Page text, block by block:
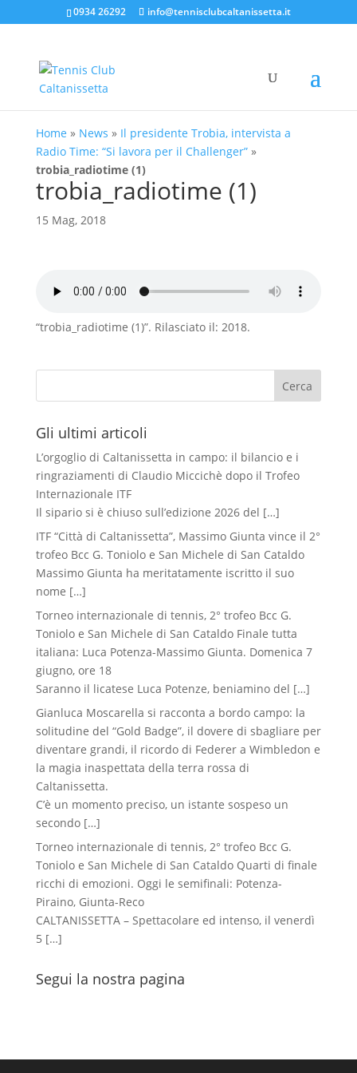
0934 26292 info@tennisclubcaltanissetta.it
Home » News » Il presidente Trobia, intervista a
Radio Time: “Si lavora per il Challenger”»
trobia_radiotime (1)
trobia_radiotime (1)
15 Mag, 2018
“trobia_radiotime (1)”. Rilasciato il: 2018.
Cerca
Gli ultimi articoli
L’orgoglio di Caltanissetta in campo: il bilancio e i
ringraziamenti di Claudio Miccichè dopo il Trofeo
Internazionale ITF
Il sipario si è chiuso sull’edizione 2026 del […]
ITF “Città di Caltanissetta”, Massimo Giunta vince il 2°
trofeo Bcc G. Toniolo e San Michele di San Cataldo
Massimo Giunta ha meritatamente iscritto il suo
nome […]
Torneo internazionale di tennis, 2° trofeo Bcc G.
Toniolo e San Michele di San Cataldo Finale tutta
italiana: Luca Potenza-Massimo Giunta. Domenica 7
giugno, ore 18
Saranno il licatese Luca Potenze, beniamino del […]
Gianluca Moscarella si racconta a bordo campo: la
solitudine del “Gold Badge”, il dovere di sbagliare per
diventare grandi, il ricordo di Federer a Wimbledon e
la magia inaspettata della terra rossa di
Caltanissetta.
C’è un momento preciso, un istante sospeso un
secondo […]
Torneo internazionale di tennis, 2° trofeo Bcc G.
Toniolo e San Michele di San Cataldo Quarti di finale
ricchi di emozioni. Oggi le semifinali: Potenza-
Piraino, Giunta-Reco
CALTANISSETTA – Spettacolare ed intenso, il venerdì
5 […]
Segui la nostra pagina